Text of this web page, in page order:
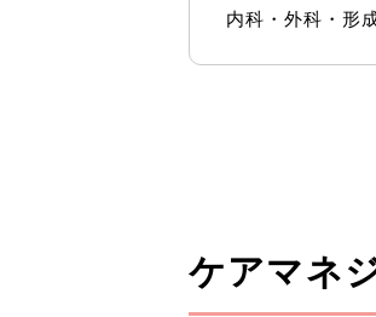
内科・外科・形
ケアマネ